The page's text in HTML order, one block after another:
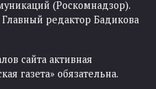
(Роскомнадзор).
редактор Бадикова
сайта активная
газета» обязательна.